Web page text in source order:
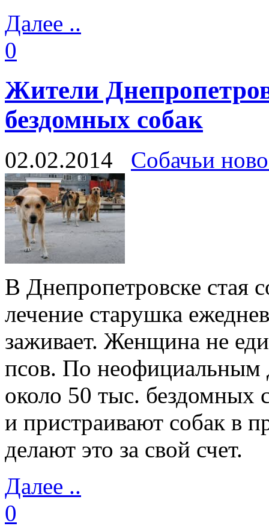
Далее ..
0
Жители
бездомных собак
02.02.2014 Собачьи
В Днепропетровске стая
лечение старушка
заживает. Женщина не
псов. По неофициальным
около 50 тыс. бездомных
и пристраивают собак в
делают это за свой счет.
Далее ..
0